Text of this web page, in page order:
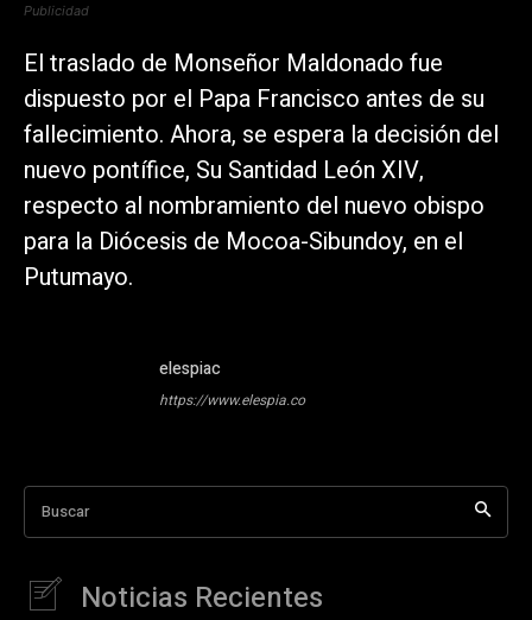
Publicidad
El traslado de Monseñor Maldonado fue
dispuesto por el Papa Francisco antes de su
fallecimiento. Ahora, se espera la decisión del
nuevo pontífice, Su Santidad León XIV,
respecto al nombramiento del nuevo obispo
para la Diócesis de Mocoa-Sibundoy, en el
Putumayo.
elespiac
https://www.elespia.co
Buscar
Noticias Recientes